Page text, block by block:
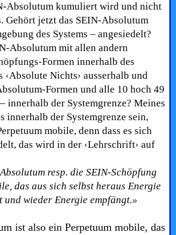
Absolutum kumuliert wird und nicht
Gehört jetzt das SEIN-Absolutum
des Systems – angesiedelt?
Absolutum mit allen andern
Formen innerhalb des
‹Absolute Nichts› ausserhalb und
Formen und alle 10 hoch 49
innerhalb der Systemgrenze? Meines
innerhalb der Systemgrenze sein,
mobile, denn dass es sich
das wird in der ‹Lehrschrift› auf
resp. die SEIN-Schöpfung
das aus sich selbst heraus Energie
und wieder Energie empfängt.»
ist also ein Perpetuum mobile, das